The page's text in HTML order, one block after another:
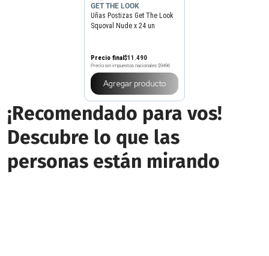
GET THE LOOK
Uñas Postizas Get The Look
Squoval Nude x 24 un
Precio final$11 .490
Precio sin impuestos nacionales $9496
Agregar producto
¡Recomendado para vos!
Descubre lo que las
personas están mirando